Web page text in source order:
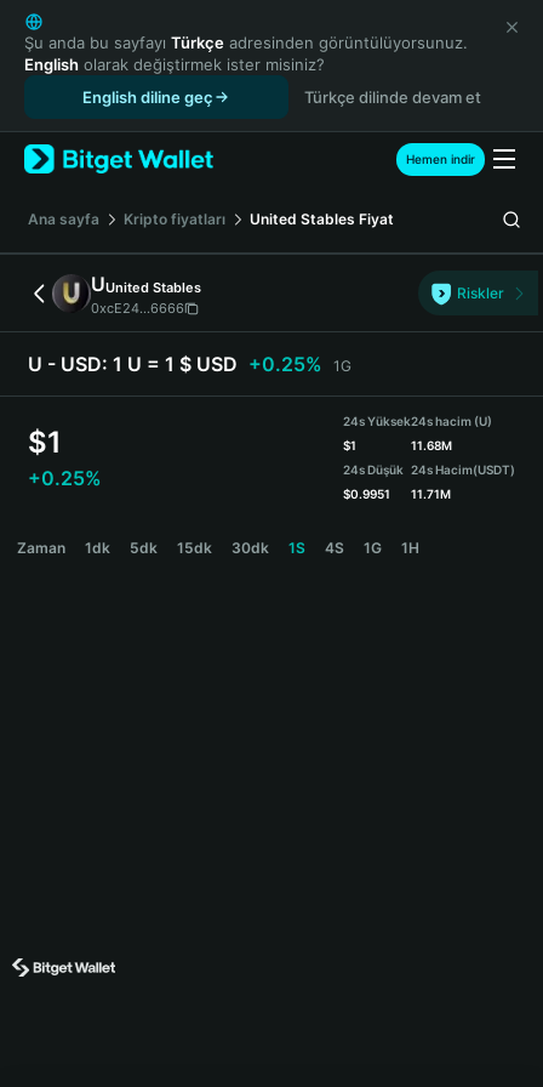
English
日本語
Tiếng Việt
Español (Latinoamérica)
Türkçe
Français
Deutsch
简体中文
繁體中文
Português (Portugal)
Bahasa Indonesia
ภาษาไทย
Español
Español (Argentina)
Şu anda bu sayfayı Türkçe adresinden görüntülüyorsunuz.
English olarak değiştirmek ister misiniz?
English diline geç
Türkçe dilinde devam et
Hemen indir
Ana sayfa Kripto fiyatları United Stables Fiyat
UUnited Stables
0xcE24...6666
Riskler
U - USD: 1 U = 1 $ USD +0.25% 1G
$1
+0.25%
24s Yüksek
$1
24s Düşük
$0.9951
24s hacim (U)
11.68M
24s Hacim(USDT)
11.71M
Zaman 1dk 5dk 15dk 30dk 1S 4S 1G 1H